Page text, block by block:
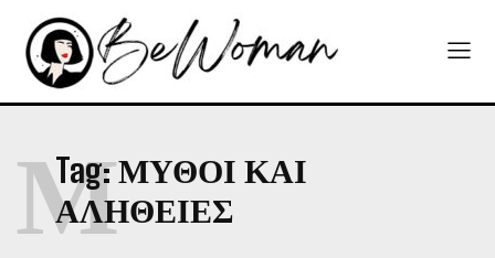
Tag:ΜΥΘΟΙ ΚΑΙ
ΑΛΗΘΕΙΕΣ
Μ